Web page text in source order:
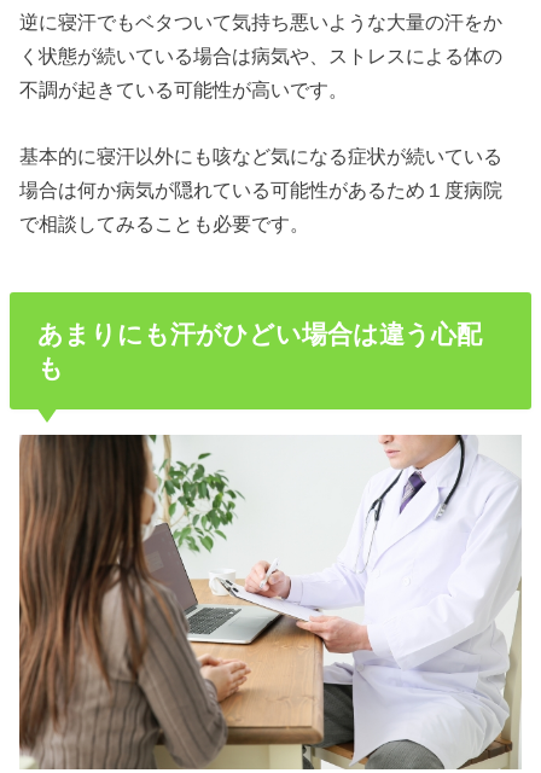
逆に寝汗でもベタついて気持ち悪いような大量の汗をか
く状態が続いている場合は病気や、ストレスによる体の
不調が起きている可能性が高いです。
基本的に寝汗以外にも咳など気になる症状が続いている
場合は何か病気が隠れている可能性があるため１度病院
で相談してみることも必要です。
あまりにも汗がひどい場合は違う心配
も